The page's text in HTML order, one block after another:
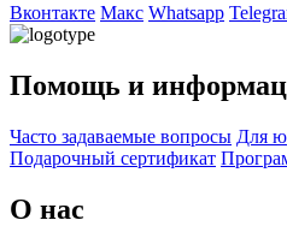
Вконтакте Макс Whatsapp
Помощь и
Часто задаваемые вопросы Для
Подарочный сертификат
О нас